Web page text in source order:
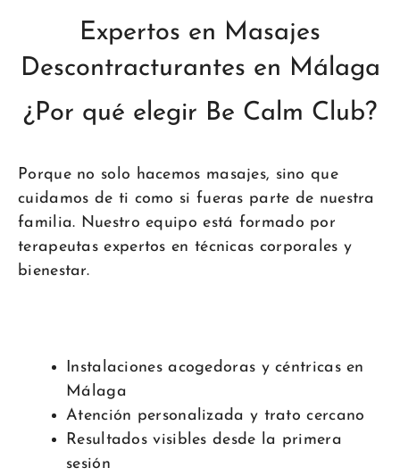
Expertos en Masajes
Descontracturantes en Málaga
¿Por qué elegir Be Calm Club?
Porque no solo hacemos masajes, sino que
cuidamos de ti como si fueras parte de nuestra
familia. Nuestro equipo está formado por
terapeutas expertos en técnicas corporales y
bienestar.
Instalaciones acogedoras y céntricas en
Málaga
Atención personalizada y trato cercano
Resultados visibles desde la primera
sesión